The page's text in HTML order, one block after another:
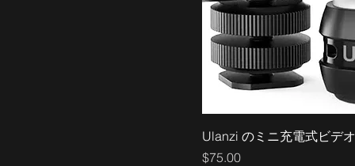
Ulanzi のミニ充電式ビデ
価格
$75.00